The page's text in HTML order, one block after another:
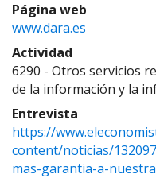
Página web
www.dara.es
Actividad
6290 - Otros servicios
de la información y la
Entrevista
https://
content/noticias/
mas-garantia-a-